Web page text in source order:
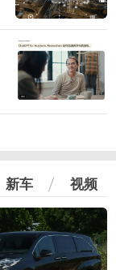
新车 视频